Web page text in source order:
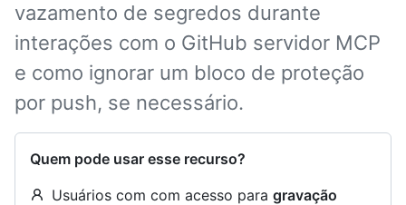
vazamento de segredos durante
interações com o GitHub servidor MCP
e como ignorar um bloco de proteção
por push, se necessário.
Quem pode usar esse recurso?
Usuários com com acesso para gravação